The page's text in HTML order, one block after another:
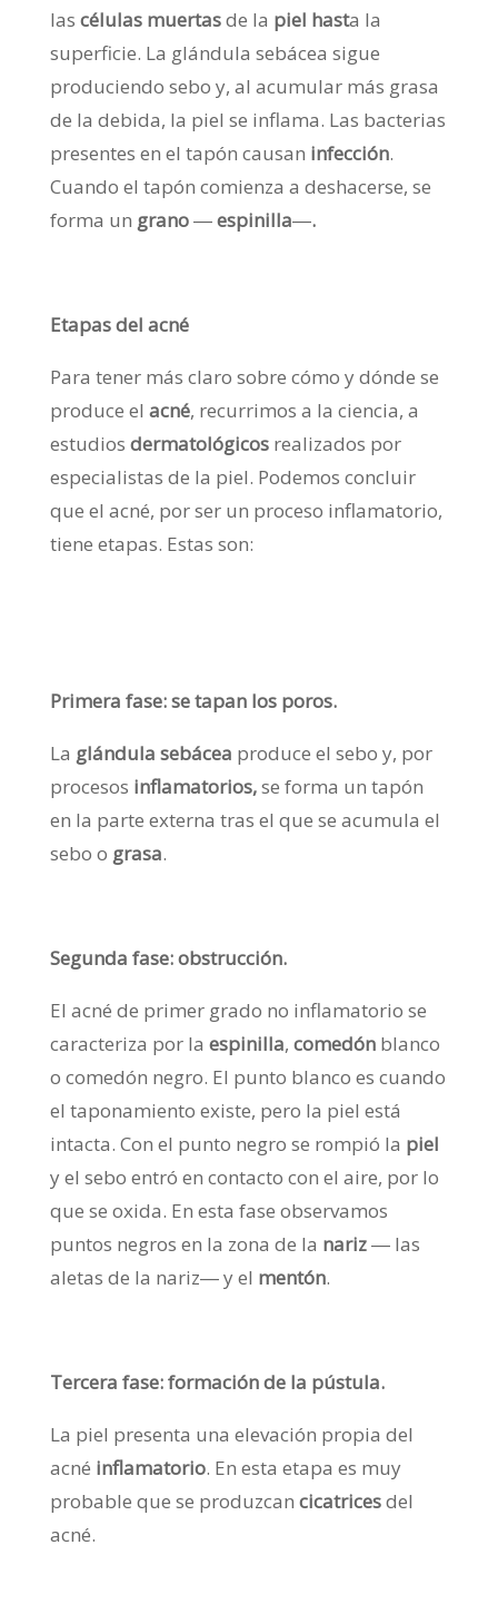
las células muertasde la piel hasta la
superficie. La glándula sebácea sigue
produciendo sebo y, al acumular más grasa
de la debida, la piel se inflama. Las bacterias
presentes en el tapón causan infección.
Cuando el tapón comienza a deshacerse, se
forma un grano―espinilla―.
Etapas del acné
Para tener más claro sobre cómo y dónde se
produce el acné, recurrimos a la ciencia, a
estudios dermatológicos realizados por
especialistas de la piel. Podemos concluir
que el acné, por ser un proceso inflamatorio,
tiene etapas. Estas son:
Primera fase: se tapan los poros.
La glándula sebácea produce el sebo y, por
procesos inflamatorios,se forma un tapón
en la parte externa tras el que se acumula el
sebo o grasa.
Segunda fase: obstrucción.
El acné de primer grado no inflamatorio se
caracteriza por la espinilla, comedón blanco
o comedón negro. El punto blanco es cuando
el taponamiento existe, pero la piel está
intacta. Con el punto negro se rompió la piel
y el sebo entró en contacto con el aire, por lo
que se oxida. En esta fase observamos
puntos negros en la zona de la nariz― las
aletas de la nariz― y el mentón.
Tercera fase: formación de la pústula.
La piel presenta una elevación propia del
acné inflamatorio. En esta etapa es muy
probable que se produzcan cicatricesdel
acné.